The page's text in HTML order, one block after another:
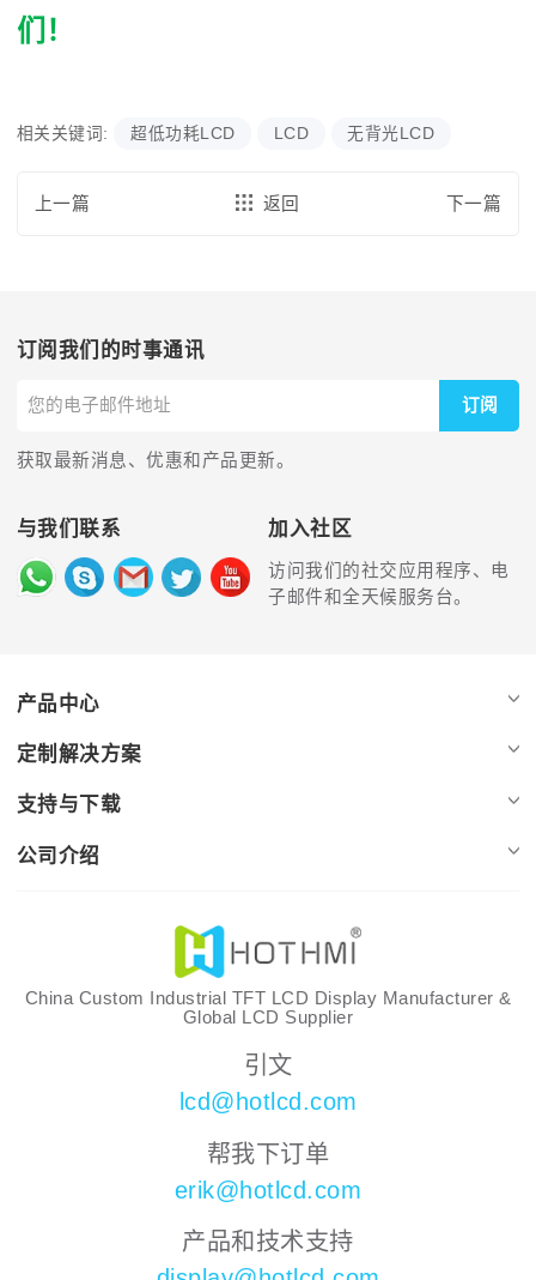
们！
相关关键词: 超低功耗LCD LCD 无背光LCD
上一篇 返回 下一篇
订阅我们的时事通讯
订阅
获取最新消息、优惠和产品更新。
与我们联系 加入社区
访问我们的社交应用程序、电
子邮件和全天候服务台。
产品中心
定制解决方案
支持与下载
公司介绍
China Custom Industrial TFT LCD Display Manufacturer &
Global LCD Supplier
引文
lcd@hotlcd.com
帮我下订单
erik@hotlcd.com
产品和技术支持